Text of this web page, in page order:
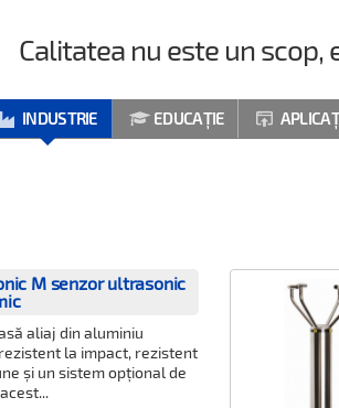
Calitatea nu este un scop,
 INDUSTRIE  EDUCAȚIE 
M senzor ultrasonic
aliaj din aluminiu
la impact, rezistent
și un sistem opțional de